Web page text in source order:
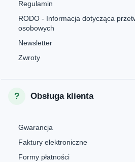
Regulamin
RODO - Informacja dotycząca
osobowych
Newsletter
Zwroty
Obsługa klienta
Gwarancja
Faktury elektroniczne
Formy płatności